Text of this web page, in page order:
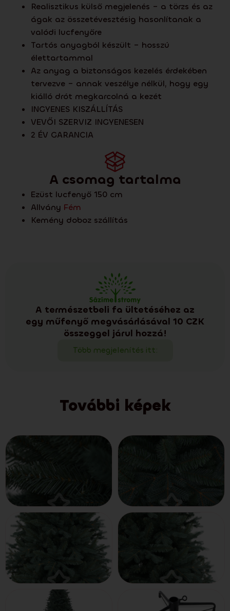
Realisztikus külső megjelenés – a törzs és az
ágak az összetévesztésig hasonlítanak a
valódi lucfenyőre
Tartós anyagból készült – hosszú
élettartammal
Az anyag a biztonságos kezelés érdekében
tervezve – annak veszélye nélkül, hogy egy
kiálló drót megkarcolná a kezét
INGYENES KISZÁLLÍTÁS
VEVŐI SZERVIZ INGYENESEN
2 ÉV GARANCIA
A csomag tartalma
Ezüst lucfenyő 150 cm
Allvány Fém
Kemény doboz szállítás
A természetbeli fa ültetéséhez az
egy műfenyő megvásárlásával 10 CZK
összeggel járul hozzá!
Több megjelenítés itt:
További képek